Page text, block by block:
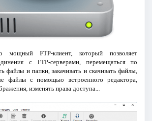
FTP-клиент, который позволяет
с FTP-серверами, перемещаться по
файлы и папки, закачивать и скачивать файлы,
файлы с помощью встроенного редактора,
изменять права доступа...